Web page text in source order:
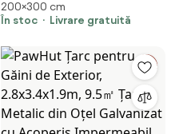
exterior, 3x10x2 m, oțel
galvanizat
200×300 cm
În stoc
Livrare gratuită